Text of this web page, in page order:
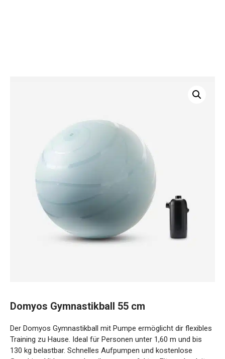
flexibles Training zu Hause. Ideal für Personen unter 1,60 m
und bis 130 kg belastbar. Schnelles Aufpumpen und
kostenlose Coaching-Videos machen ihn zum perfekten